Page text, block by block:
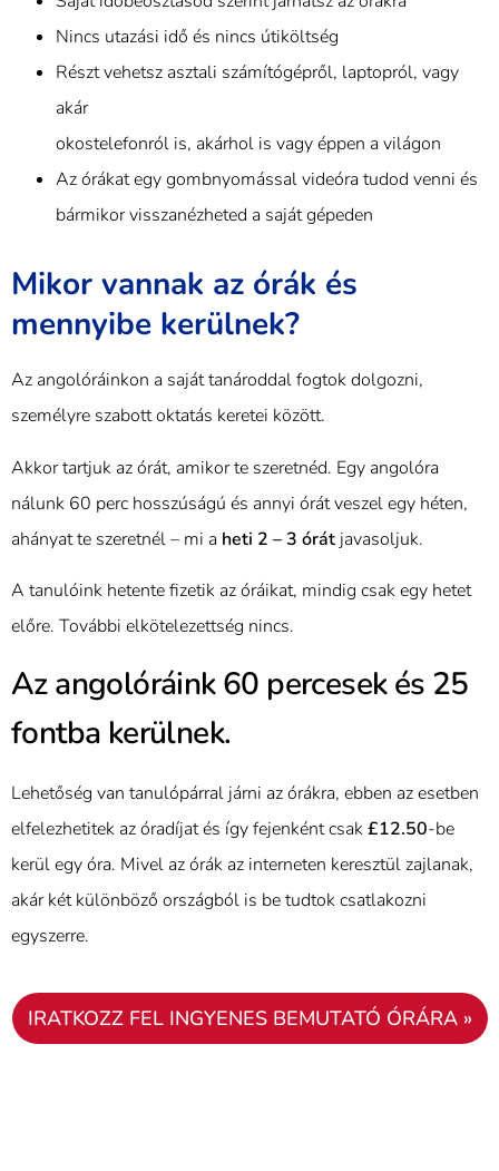
Nincs utazási idő és nincs útiköltség
Részt vehetsz asztali számítógépről, laptopról, vagy
akár
okostelefonról is, akárhol is vagy éppen a világon
Az órákat egy gombnyomással videóra tudod venni és
bármikor visszanézheted a saját gépeden
Mikor vannak az órák és
mennyibe kerülnek?
Az angolóráinkon a saját tanároddal fogtok dolgozni,
személyre szabott oktatás keretei között.
Akkor tartjuk az órát, amikor te szeretnéd. Egy angolóra
nálunk 60 perc hosszúságú és annyi órát veszel egy héten,
ahányat te szeretnél – mi a heti 2 – 3 órát javasoljuk.
A tanulóink hetente fizetik az óráikat, mindig csak egy hetet
előre. További elkötelezettség nincs.
Az angolóráink 60 percesek és 25
fontba kerülnek.
Lehetőség van tanulópárral járni az órákra, ebben az esetben
elfelezhetitek az óradíjat és így fejenként csak£12.50-be
kerül egy óra. Mivel az órák az interneten keresztül zajlanak,
akár két különböző országból is be tudtok csatlakozni
egyszerre.
IRATKOZZ FEL INGYENES BEMUTATÓ ÓRÁRA »